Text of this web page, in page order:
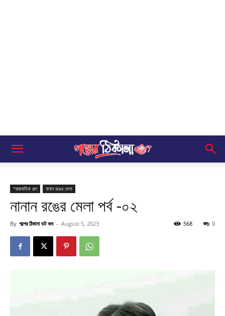
"ধারাবাহিক গল্প নানান রঙের মেলা
নানান রঙের মেলা পর্ব -০২
By গল্পের ঠিকানা ডট কম - August 5, 2023 0
568